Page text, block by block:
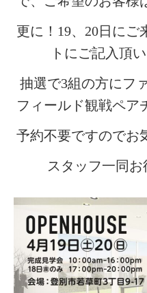
更に！19、20日にご
トにご記入頂
抽選で3組の方にフ
フィールド観戦ペア
予約不要ですのでお
スタッフ一同